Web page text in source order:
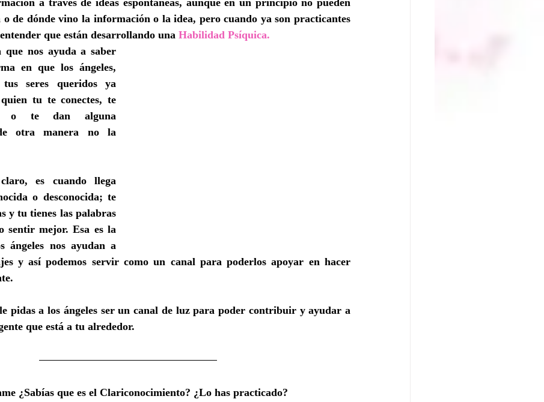
a través de ideas espontáneas, aunque en un principio no pueden
o de dónde vino la información o la idea, pero cuando ya son practicantes
que están desarrollando una Habilidad Psíquica.
nos ayuda a saber
en que los ángeles,
seres queridos ya
tu te conectes, te
o te dan alguna
otra manera no la
es cuando llega
o desconocida; te
y tu tienes las palabras
sentir mejor. Esa es la
ángeles nos ayudan a
y así podemos servir como un canal para poderlos apoyar en hacer
pidas a los ángeles ser un canal de luz para poder contribuir y ayudar a
que está a tu alrededor.
¿Sabías que es el Clariconocimiento? ¿Lo has practicado?